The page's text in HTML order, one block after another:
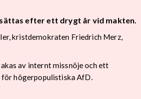
efter ett drygt år vid makten.
kristdemokraten Friedrich Merz,
av internt missnöje och ett
högerpopulistiska AfD.